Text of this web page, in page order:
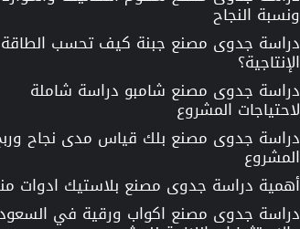
ونسبة النجاح
دراسة جدوى مصنع جبنة كيف تحسب الطاقة
الإنتاجية؟
دراسة جدوى مصنع شامبو دراسة شاملة
لاحتياجات المشروع
دراسة جدوى مصنع بلك قياس مدى نجاح
المشروع
أهمية دراسة جدوى مصنع بلاستيك ادوات
دراسة جدوى مصنع اكواب ورقية في